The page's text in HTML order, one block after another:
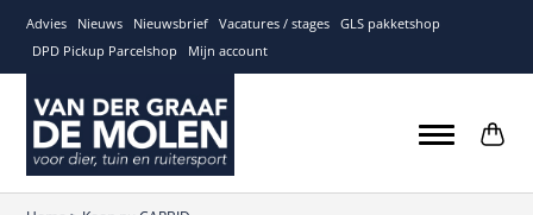
Advies Nieuws Nieuwsbrief Vacatures / stages
GLS pakketshop
DPD Pickup Parcelshop
Mijn account